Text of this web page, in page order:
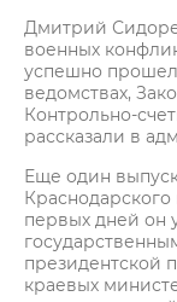
Дмитрий
военных
успешно
ведомствах,
Контрольно-
рассказали в
Еще один
первых дней он
президентской
краевых